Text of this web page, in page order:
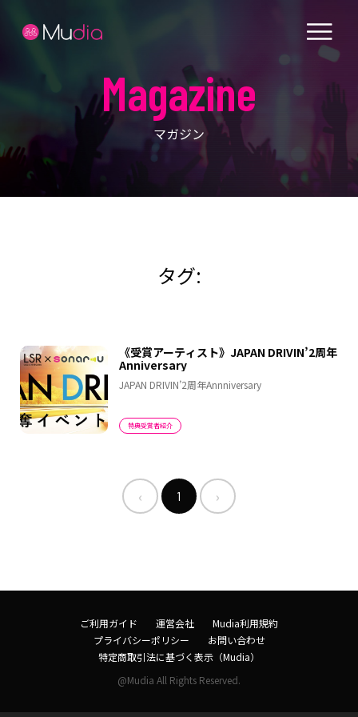
Magazine
マガジン
タグ:
《受賞アーティスト》JAPAN DRIVIN’2周年
Anniversary
JAPAN DRIVIN’2周年Annniversary
特典受賞者紹介
‹ 1 ›
ご利用ガイド 運営会社
Mudia利用規約
プライバシーポリシー
お問い合わせ
特定商取引法に基づく表示（Mudia）
@Mudia All Rights Reserved.